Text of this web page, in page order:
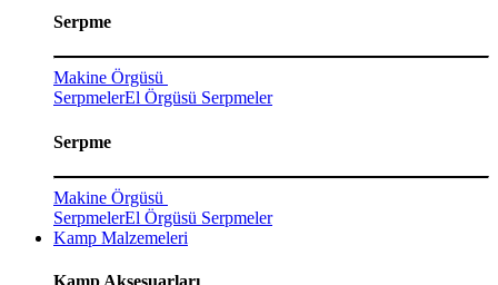
Serpme
Makine Örgüsü
SerpmelerEl Örgüsü Serpmeler
Serpme
Makine Örgüsü
SerpmelerEl Örgüsü Serpmeler
Kamp Malzemeleri